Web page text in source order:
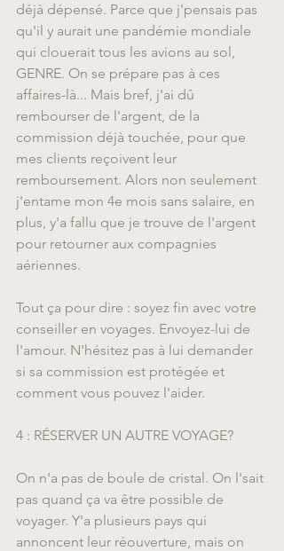
déjà dépensé. Parce que j'pensais pas
qu'il y aurait une pandémie mondiale
qui clouerait tous les avions au sol,
GENRE. On se prépare pas à ces
affaires-là... Mais bref, j'ai dû
rembourser de l'argent, de la
commission déjà touchée, pour que
mes clients reçoivent leur
remboursement. Alors non seulement
j'entame mon 4e mois sans salaire, en
plus, y'a fallu que je trouve de l'argent
pour retourner aux compagnies
aériennes.
Tout ça pour dire : soyez fin avec votre
conseiller en voyages. Envoyez-lui de
l'amour. N'hésitez pas à lui demander
si sa commission est protégée et
comment vous pouvez l'aider.
4 : RÉSERVER UN AUTRE VOYAGE?
On n'a pas de boule de cristal. On l'sait
pas quand ça va être possible de
voyager. Y'a plusieurs pays qui
annoncent leur réouverture, mais on